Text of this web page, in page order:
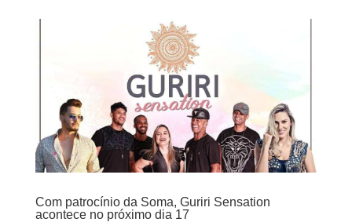
d
s
o
u
Com patrocínio da Soma, Guriri Sensation
acontece no próximo dia 17